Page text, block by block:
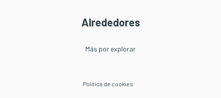
Alrededores
Más por explorar
Política de cookies